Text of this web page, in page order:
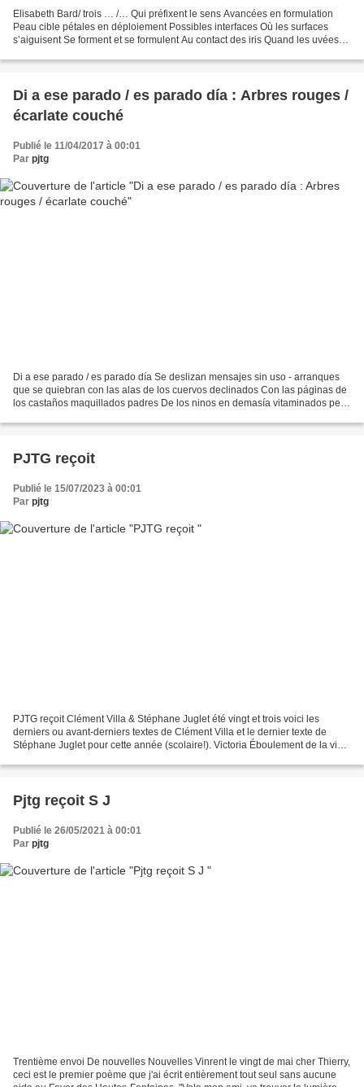
Elisabeth Bard/ trois … /… Qui préfixent le sens Avancées en formulation
Peau cible pétales en déploiement Possibles interfaces Où les surfaces
s’aiguisent Se forment et se formulent Au contact des iris Quand les uvées
Di a ese parado / es parado día : Arbres rouges /
écarlate couché
Publié le 11/04/2017 à 00:01
Par pjtg
Di a ese parado / es parado día Se deslizan mensajes sin uso - arranques
que se quiebran con las alas de los cuervos declinados Con las páginas de
los castaños maquillados padres De los ninos en demasía vitaminados pero
PJTG reçoit
Publié le 15/07/2023 à 00:01
Par pjtg
PJTG reçoit Clément Villa & Stéphane Juglet été vingt et trois voici les
derniers ou avant-derniers textes de Clément Villa et le dernier texte de
Stéphane Juglet pour cette année (scolaire!). Victoria Éboulement de la vie
Pjtg reçoit S J
Publié le 26/05/2021 à 00:01
Par pjtg
Trentième envoi De nouvelles Nouvelles Vinrent le vingt de mai cher Thierry,
ceci est le premier poème que j'ai écrit entièrement tout seul sans aucune